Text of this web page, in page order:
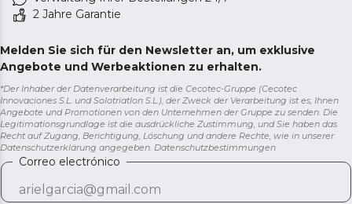
2 Jahre Garantie
Melden Sie sich für den Newsletter an, um exklusive
Angebote und Werbeaktionen zu erhalten.
*Der Inhaber der Datenverarbeitung ist die Cecotec-Gruppe (Cecotec
Innovaciones S.L. und Solotriatlon S.L.), der Zweck der Verarbeitung ist es, Ihnen
Angebote und Promotionen von den Unternehmen der Gruppe zu senden. Die
Legitimationsgrundlage ist die ausdrückliche Zustimmung, und Sie haben das
Recht auf Zugang, Berichtigung, Löschung und andere Rechte, wie in unserer
Datenschutzerklärung angegeben. Datenschutzbestimmungen
Correo electrónico